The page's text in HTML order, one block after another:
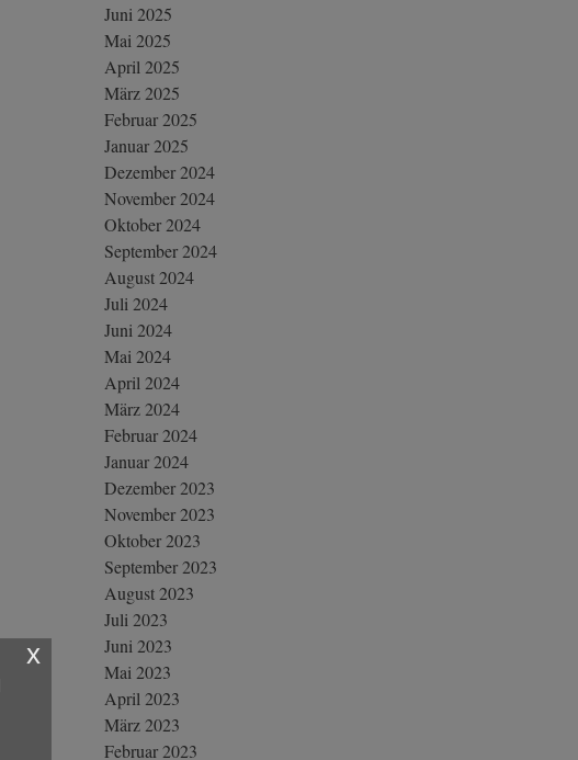
Juni 2025
Mai 2025
April 2025
März 2025
Februar 2025
Januar 2025
Dezember 2024
November 2024
Oktober 2024
September 2024
August 2024
Juli 2024
Juni 2024
Mai 2024
April 2024
März 2024
Februar 2024
Januar 2024
Dezember 2023
November 2023
Oktober 2023
September 2023
August 2023
Juli 2023
Juni 2023
Mai 2023
April 2023
März 2023
Februar 2023
x